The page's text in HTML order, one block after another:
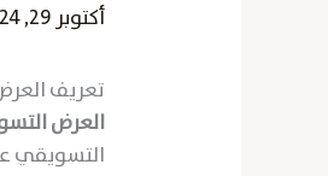
أكتوبر 29, 2024
تعريف
العرض
التسويقي